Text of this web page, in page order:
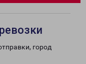
город